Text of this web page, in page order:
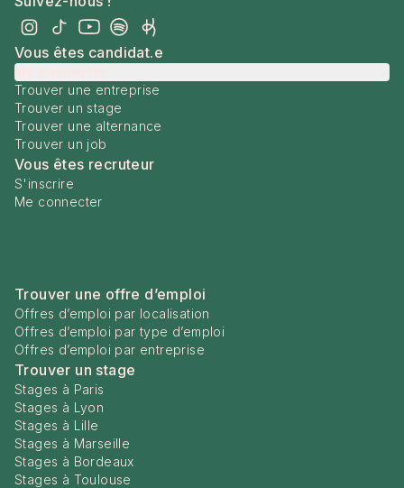
Vous êtes candidat.e
Trouver une entreprise
Trouver un stage
Trouver une alternance
Trouver un job
Vous êtes recruteur
S'inscrire
Me connecter
Trouver une offre d’emploi
Offres d’emploi par localisation
Offres d’emploi par type d’emploi
Offres d’emploi par entreprise
Trouver un stage
Stages à Paris
Stages à Lyon
Stages à Lille
Stages à Marseille
Stages à Bordeaux
Stages à Toulouse